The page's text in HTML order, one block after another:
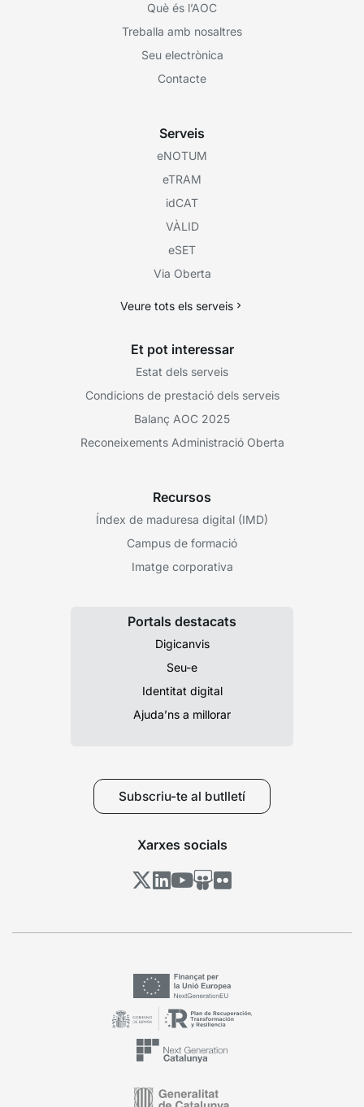
Què és l’AOC
Treballa amb nosaltres
Seu electrònica
Contacte
Serveis
eNOTUM
eTRAM
idCAT
VÀLID
eSET
Via Oberta
Veure tots els serveis
Et pot interessar
Estat dels serveis
Condicions de prestació dels serveis
Balanç AOC 2025
Reconeixements Administració Oberta
Recursos
Índex de maduresa digital (IMD)
Campus de formació
Imatge corporativa
Portals destacats
Digicanvis
Seu-e
Identitat digital
Ajuda’ns a millorar
Subscriu-te al butlletí
Xarxes socials